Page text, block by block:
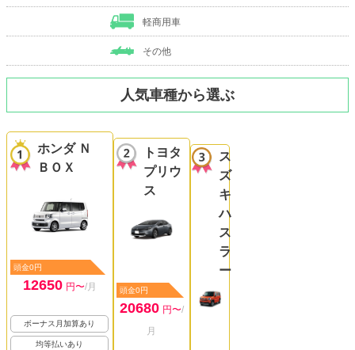
軽商用車
その他
人気車種から選ぶ
ホンダ Ｎ
ＢＯＸ
頭金0円
12650 円〜/月
ボーナス月加算あり
均等払いあり
トヨタ
プリウ
ス
頭金0円
20680 円〜/
月
ス
ズ
キ
ハ
ス
ラ
ー